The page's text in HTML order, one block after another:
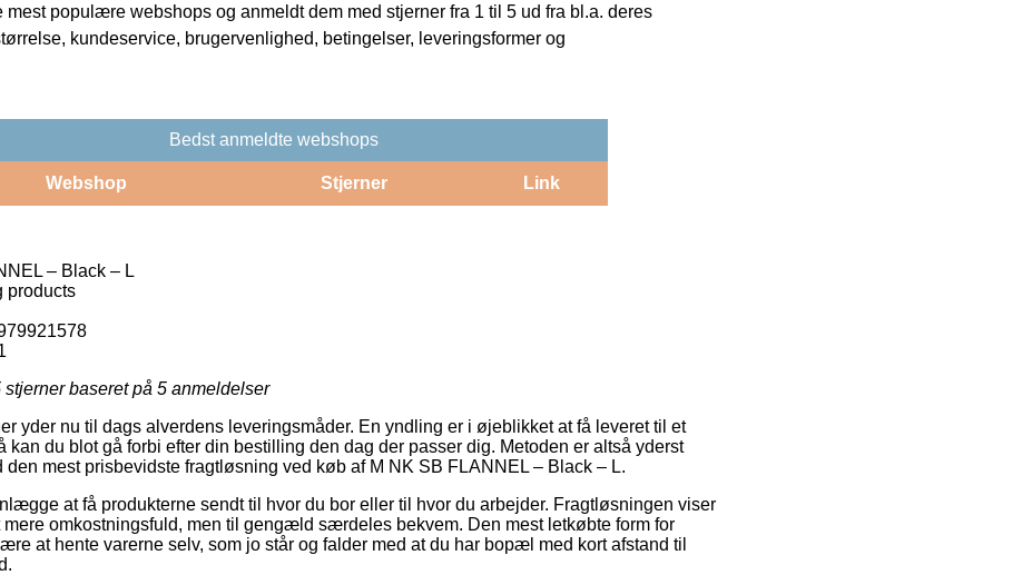
mest populære webshops og anmeldt dem med stjerner fra 1 til 5 ud fra bl.a. deres
kundeservice, brugervenlighed, betingelser, leveringsformer og
Bedst anmeldte webshops
Webshop Stjerner Link
– Black – L
products
stjerner baseret på 5 anmeldelser
yder nu til dags alverdens leveringsmåder. En yndling er i øjeblikket at få leveret til et
kan du blot gå forbi efter din bestilling den dag der passer dig. Metoden er altså yderst
den mest prisbevidste fragtløsning ved køb af M NK SB FLANNEL – Black – L.
at få produkterne sendt til hvor du bor eller til hvor du arbejder. Fragtløsningen viser
omkostningsfuld, men til gengæld særdeles bekvem. Den mest letkøbte form for
at hente varerne selv, som jo står og falder med at du har bopæl med kort afstand til